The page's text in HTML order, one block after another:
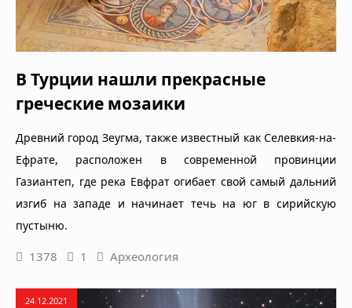
В Турции нашли прекрасные
греческие мозаики
Древний город Зеугма, также известный как Селевкия-на-
Ефрате, расположен в современной провинции
Газиантеп, где река Евфрат огибает свой самый дальний
изгиб на западе и начинает течь на юг в сирийскую
пустыню.
1378 1 Археология
24.12.2021